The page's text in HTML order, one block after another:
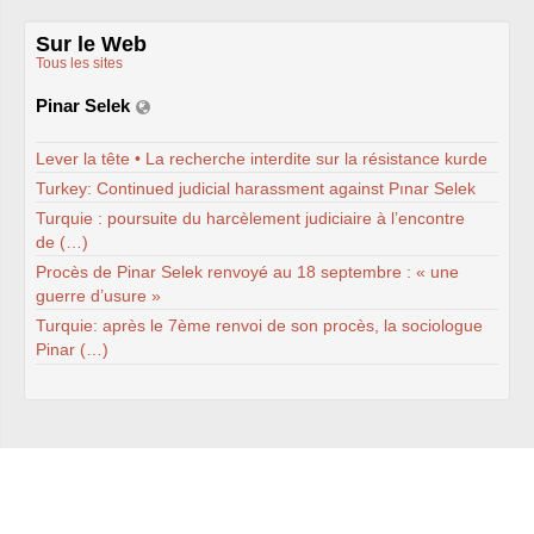
brancheIRSTEA
Cemagref)
IRSTEA
IRSTEA, 2016
IRSTEA, 2014
Cemagref -
IRSTEA, 2012
Cemagref, 2011
Cemagref, 2010
Cemagref, 2008
Mandat
Archives (2003 - 2006)
Naissance, Elections
Sur le Web
Tous les sites
Pinar Selek
Lever la tête • La recherche interdite sur la résistance kurde
Turkey: Continued judicial harassment against Pınar Selek
Turquie : poursuite du harcèlement judiciaire à l’encontre
de (…)
Procès de Pinar Selek renvoyé au 18 septembre : « une
guerre d’usure »
Turquie: après le 7ème renvoi de son procès, la sociologue
Pinar (…)